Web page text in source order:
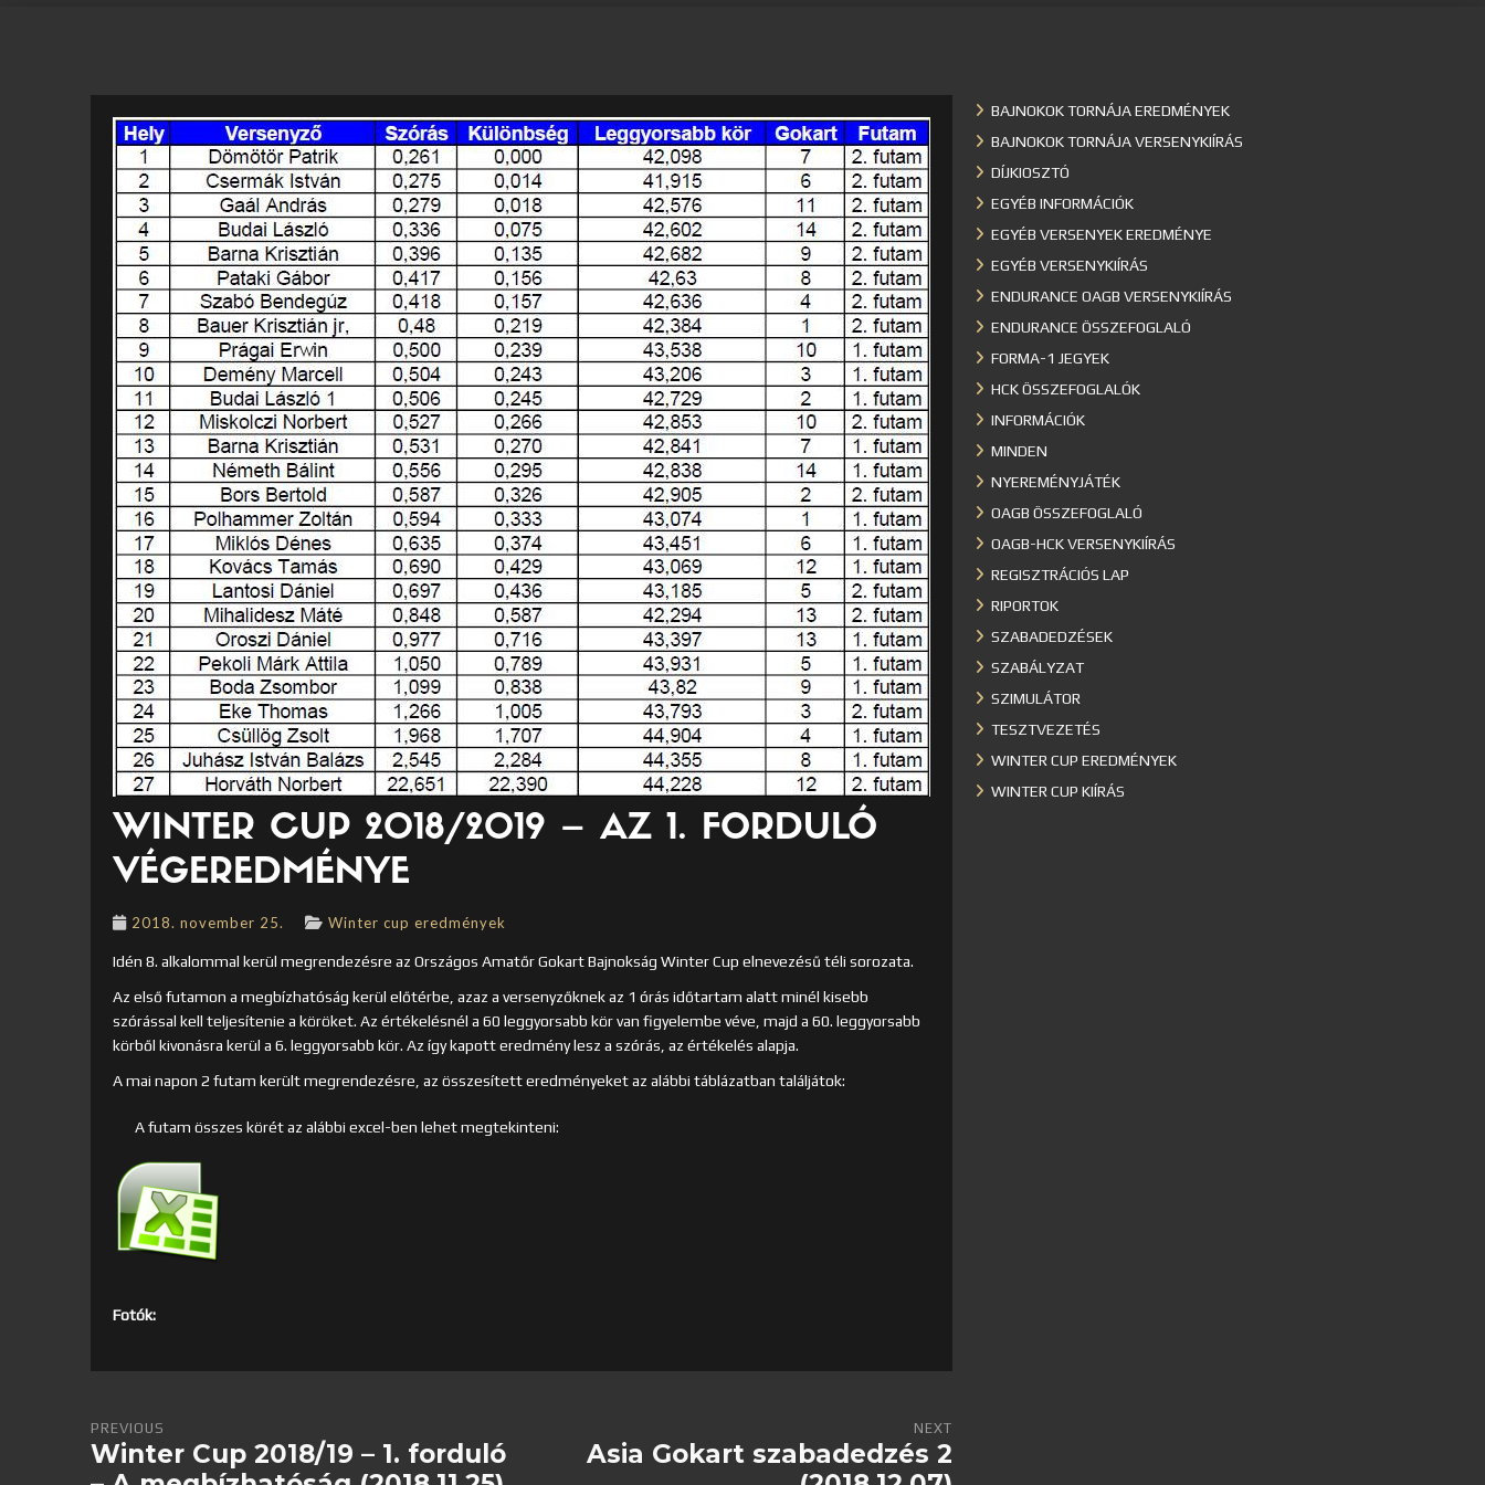
WINTER CUP 2018/2019 – AZ 1. FORDULÓ
VÉGEREDMÉNYE
2018. november 25. Winter cup eredmények
Idén 8. alkalommal kerül megrendezésre az Országos Amatőr Gokart Bajnokság Winter Cup elnevezésű téli sorozata.
Az első futamon a megbízhatóság kerül előtérbe, azaz a versenyzőknek az 1 órás időtartam alatt minél kisebb
szórással kell teljesítenie a köröket. Az értékelésnél a 60 leggyorsabb kör van figyelembe véve, majd a 60. leggyorsabb
körből kivonásra kerül a 6. leggyorsabb kör. Az így kapott eredmény lesz a szórás, az értékelés alapja.
A mai napon 2 futam került megrendezésre, az összesített eredményeket az alábbi táblázatban találjátok:
A futam összes körét az alábbi excel-ben lehet megtekinteni:
Fotók:
PREVIOUS
Winter Cup 2018/19 – 1. forduló
NEXT
Asia Gokart szabadedzés 2
BAJNOKOK TORNÁJA EREDMÉNYEK
BAJNOKOK TORNÁJA VERSENYKIÍRÁS
DÍJKIOSZTÓ
EGYÉB INFORMÁCIÓK
EGYÉB VERSENYEK EREDMÉNYE
EGYÉB VERSENYKIÍRÁS
ENDURANCE OAGB VERSENYKIÍRÁS
ENDURANCE ÖSSZEFOGLALÓ
FORMA-1 JEGYEK
HCK ÖSSZEFOGLALÓK
INFORMÁCIÓK
MINDEN
NYEREMÉNYJÁTÉK
OAGB ÖSSZEFOGLALÓ
OAGB-HCK VERSENYKIÍRÁS
REGISZTRÁCIÓS LAP
RIPORTOK
SZABADEDZÉSEK
SZABÁLYZAT
SZIMULÁTOR
TESZTVEZETÉS
WINTER CUP EREDMÉNYEK
WINTER CUP KIÍRÁS